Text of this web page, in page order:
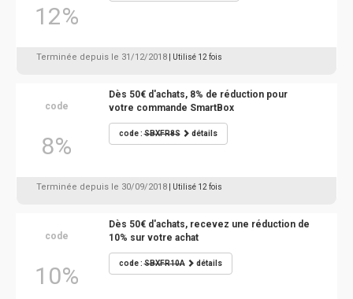
12%
Terminée depuis le 31/12/2018 | Utilisé 12 fois
code
8%
Dès 50€ d'achats, 8% de réduction pour
votre commande SmartBox
code :SBXFR8S détails
Terminée depuis le 30/09/2018 | Utilisé 12 fois
code
10%
Dès 50€ d'achats, recevez une réduction de
10% sur votre achat
code :SBXFR10A détails